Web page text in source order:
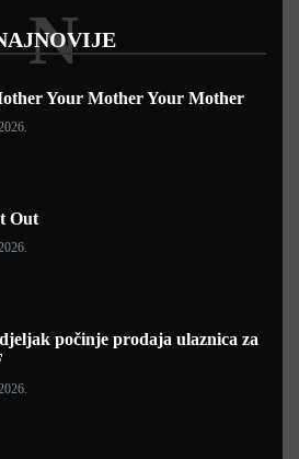
N
Your Mother Your Mother
Out
počinje prodaja ulaznica za